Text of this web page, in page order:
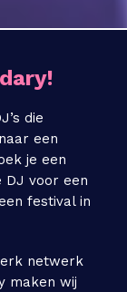
die
een
je een
DJ voor een
festival in
netwerk
maken wij